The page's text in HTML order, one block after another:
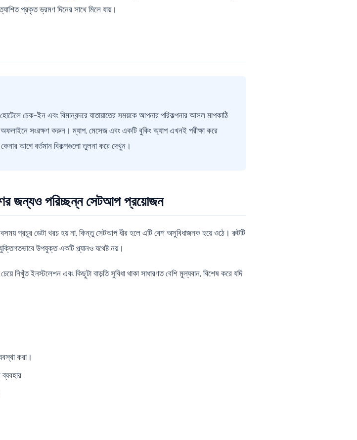
প্রকৃত ভ্রমণ দিনের সাথে মিলে যায়।
চেক-ইন এবং বিমানবন্দরে যাতায়াতের সময়কে আপনার পরিকল্পনার আসল মাপকাঠি
সংরক্ষণ করুন। ম্যাপ, মেসেজ এবং একটি বুকিং অ্যাপ এখনই পরীক্ষা করে
আগে বর্তমান বিকল্পগুলো তুলনা করে দেখুন।
জন্যও পরিচ্ছন্ন সেটআপ প্রয়োজন
প্রচুর ডেটা খরচ হয় না, কিন্তু সেটআপ ধীর হলে এটি বেশ অসুবিধাজনক হয়ে ওঠে। রুটটি
উপযুক্ত একটি প্ল্যানও যথেষ্ট নয়।
নিখুঁত ইনস্টলেশন এবং কিছুটা বাড়তি সুবিধা থাকা সাধারণত বেশি মূল্যবান, বিশেষ করে যদি
করা।